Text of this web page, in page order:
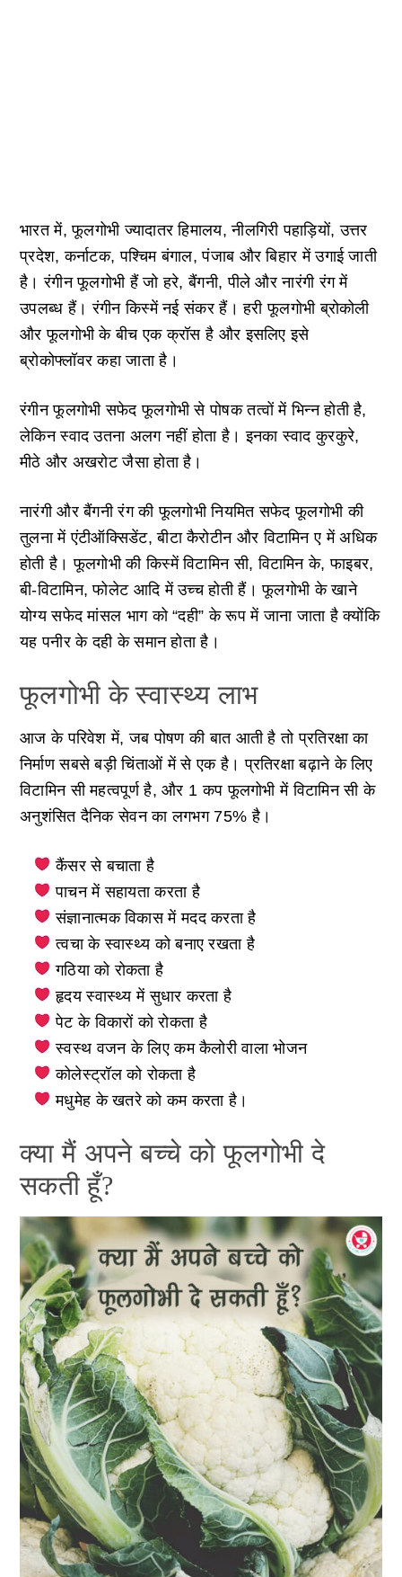
भारत में, फूलगोभी ज्यादातर हिमालय, नीलगिरी पहाड़ियों, उत्तर
प्रदेश, कर्नाटक, पश्चिम बंगाल, पंजाब और बिहार में उगाई जाती
है। रंगीन फूलगोभी हैं जो हरे, बैंगनी, पीले और नारंगी रंग में
उपलब्ध हैं। रंगीन किस्में नई संकर हैं। हरी फूलगोभी ब्रोकोली
और फूलगोभी के बीच एक क्रॉस है और इसलिए इसे
ब्रोकोफ्लॉवर कहा जाता है।
रंगीन फूलगोभी सफेद फूलगोभी से पोषक तत्वों में भिन्न होती है,
लेकिन स्वाद उतना अलग नहीं होता है। इनका स्वाद कुरकुरे,
मीठे और अखरोट जैसा होता है।
नारंगी और बैंगनी रंग की फूलगोभी नियमित सफेद फूलगोभी की
तुलना में एंटीऑक्सिडेंट, बीटा कैरोटीन और विटामिन ए में अधिक
होती है। फूलगोभी की किस्में विटामिन सी, विटामिन के, फाइबर,
बी-विटामिन, फोलेट आदि में उच्च होती हैं। फूलगोभी के खाने
योग्य सफेद मांसल भाग को “दही” के रूप में जाना जाता है क्योंकि
यह पनीर के दही के समान होता है।
फूलगोभी के स्वास्थ्य लाभ
आज के परिवेश में, जब पोषण की बात आती है तो प्रतिरक्षा का
निर्माण सबसे बड़ी चिंताओं में से एक है। प्रतिरक्षा बढ़ाने के लिए
विटामिन सी महत्वपूर्ण है, और 1 कप फूलगोभी में विटामिन सी के
अनुशंसित दैनिक सेवन का लगभग 75% है।
कैंसर से बचाता है
पाचन में सहायता करता है
संज्ञानात्मक विकास में मदद करता है
त्वचा के स्वास्थ्य को बनाए रखता है
गठिया को रोकता है
हृदय स्वास्थ्य में सुधार करता है
पेट के विकारों को रोकता है
स्वस्थ वजन के लिए कम कैलोरी वाला भोजन
कोलेस्ट्रॉल को रोकता है
मधुमेह के खतरे को कम करता है।
क्या मैं अपने बच्चे को फूलगोभी दे
सकती हूँ?